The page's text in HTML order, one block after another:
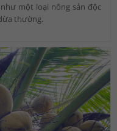
một loại nông sản độc
thường.